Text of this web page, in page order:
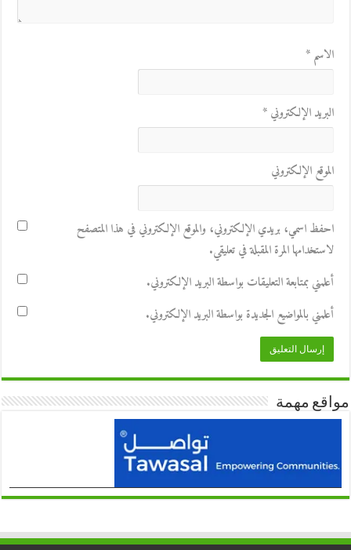
الاسم*
البريد الإلكتروني*
الموقع الإلكتروني
احفظ اسمي، بريدي الإلكتروني، والموقع الإلكتروني في هذا المتصفح
لاستخدامها المرة المقبلة في تعليقي.
أعلمني بمتابعة التعليقات بواسطة البريد الإلكتروني.
أعلمني بالمواضيع الجديدة بواسطة البريد الإلكتروني.
مواقع مهمة